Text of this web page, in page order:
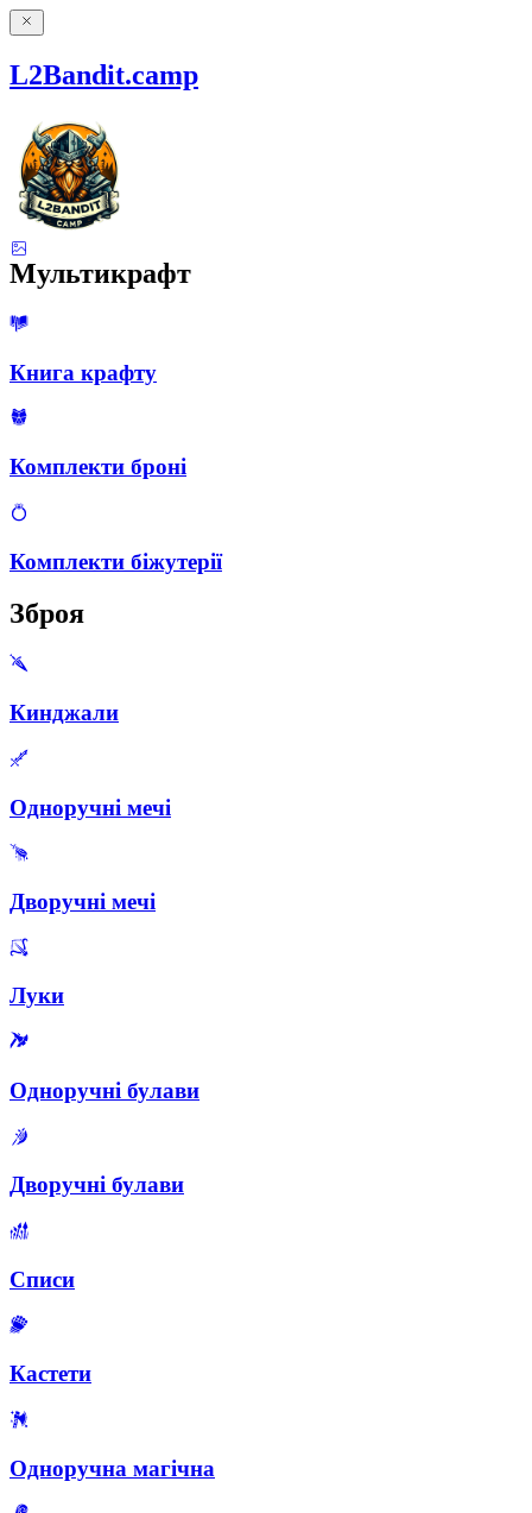
L2Bandit.camp
Мультикрафт
Книга крафту
Комплекти броні
Комплекти біжутерії
Зброя
Кинджали
Одноручні мечі
Дворучні мечі
Луки
Одноручні булави
Дворучні булави
Списи
Кастети
Одноручна магічна